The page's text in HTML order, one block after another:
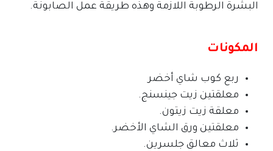
البشرة الرطوبة اللازمة وهذه طريقة عمل الصابونة.
المكونات
ربع كوب شاي أخضر
معلقتين زيت جينسنج.
معلقة زيت زيتون.
معلقتين ورق الشاي الأخضر.
ثلاث معالق جلسرين.